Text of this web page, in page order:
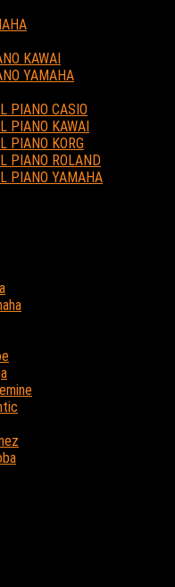
KAWAI
YAMAHA
PIANO CASIO
PIANO KAWAI
PIANO KORG
PIANO ROLAND
PIANO YAMAHA